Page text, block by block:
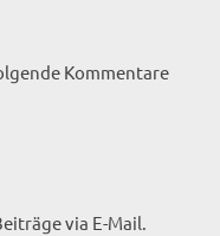
Kommentare
via E-Mail.